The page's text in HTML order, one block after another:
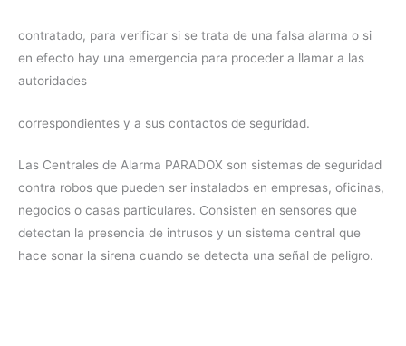
contratado, para verificar si se trata de una falsa alarma o si
en efecto hay una emergencia para proceder a llamar a las
autoridades
correspondientes y a sus contactos de seguridad.
Las Centrales de Alarma PARADOX son sistemas de seguridad
contra robos que pueden ser instalados en empresas, oficinas,
negocios o casas particulares. Consisten en sensores que
detectan la presencia de intrusos y un sistema central que
hace sonar la sirena cuando se detecta una señal de peligro.